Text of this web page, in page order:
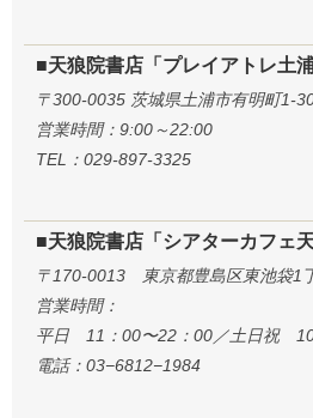
■天狼院書店「プレイアトレ土浦
〒300-0035 茨城県土浦市有明町1-
営業時間：9:00～22:00
TEL：029-897-3325
■天狼院書店「シアターカフェ天
〒170-0013 東京都豊島区東池袋1
営業時間：
平日 11：00〜22：00／土日祝
電話：03−6812−1984